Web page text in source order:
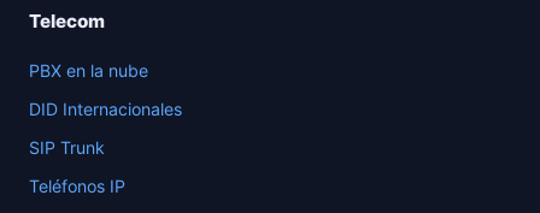
Telecom
PBX en la nube
DID Internacionales
SIP Trunk
Teléfonos IP